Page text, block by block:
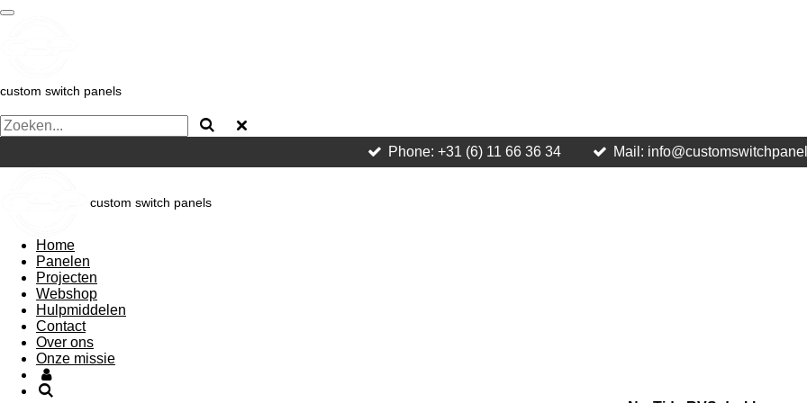
Ga
custom switch panels
Phone: +31 (6) 11 66 36 34 Mail:
custom switch panels
Home
Panelen
Projecten
Webshop
Hulpmiddelen
Contact
Over ons
Onze missie